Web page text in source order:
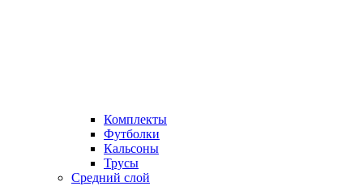
Комплекты
Футболки
Кальсоны
Трусы
Средний слой